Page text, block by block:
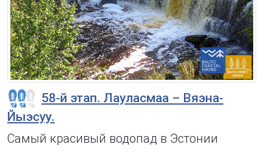
58-й этап. Лауласмаа – Вяэна-
Йыэсуу.
Самый красивый водопад в Эстонии